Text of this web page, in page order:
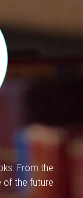
From the
of the future